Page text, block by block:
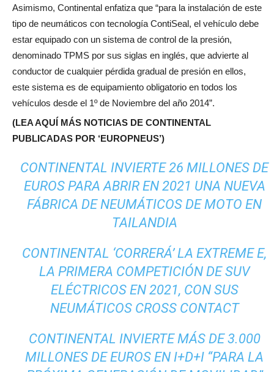
Asimismo, Continental enfatiza que “para la instalación de este
tipo de neumáticos con tecnología ContiSeal, el vehículo debe
estar equipado con un sistema de control de la presión,
denominado TPMS por sus siglas en inglés, que advierte al
conductor de cualquier pérdida gradual de presión en ellos,
este sistema es de equipamiento obligatorio en todos los
vehículos desde el 1º de Noviembre del año 2014”.
(LEA AQUÍ MÁS NOTICIAS DE CONTINENTAL
PUBLICADAS POR ‘EUROPNEUS’)
CONTINENTAL INVIERTE 26 MILLONES DE
EUROS PARA ABRIR EN 2021 UNA NUEVA
FÁBRICA DE NEUMÁTICOS DE MOTO EN
TAILANDIA
CONTINENTAL ‘CORRERÁ’ LA EXTREME E,
LA PRIMERA COMPETICIÓN DE SUV
ELÉCTRICOS EN 2021, CON SUS
NEUMÁTICOS CROSS CONTACT
CONTINENTAL INVIERTE MÁS DE 3.000
MILLONES DE EUROS EN I+D+I “PARA LA